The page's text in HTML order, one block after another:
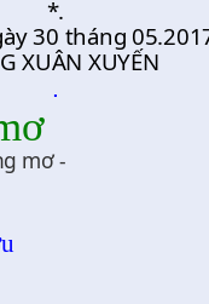
*.
30 tháng
XUÂN XUYẾN
.
mơ -